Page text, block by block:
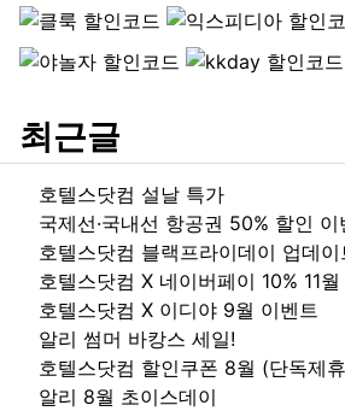
최근글
호텔스닷컴 설날 특가
국제선·국내선 항공권 50% 할인 이
호텔스닷컴 블랙프라이데이 업데이
호텔스닷컴 X 네이버페이 10% 11
호텔스닷컴 X 이디야 9월 이벤트
알리 썸머 바캉스 세일!
알리 8월 초이스데이